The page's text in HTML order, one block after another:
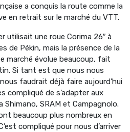
a conquis la route comme la
en retrait sur le marché du VTT.
utilisait une roue Corima 26″ à
de Pékin, mais la présence de la
marché évolue beaucoup, fait
Si tant est que nous nous
faudrait déjà faire aujourd’hui
compliqué de s’adapter aux
Shimano, SRAM et Campagnolo.
beaucoup plus nombreux en
compliqué pour nous d’arriver